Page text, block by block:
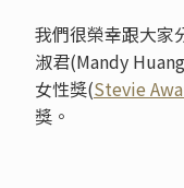
我們很榮幸跟大家
淑君(Mandy
女性獎(Stevie
獎。